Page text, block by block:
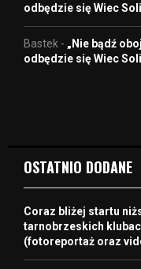
odbędzie się Wiec
Bastek - „Nie bądź
odbędzie się Wiec
OSTATNIO DODANE
Coraz bliżej startu
tarnobrzeskich
(fotoreportaż oraz